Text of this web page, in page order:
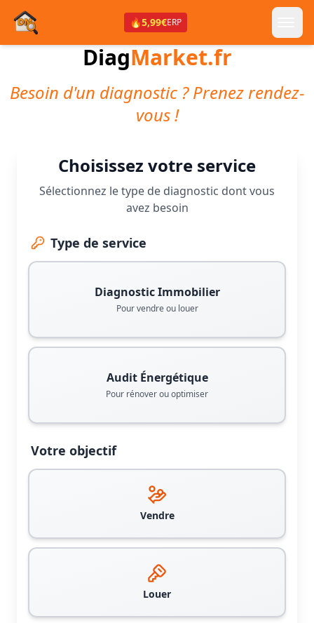
🔥5,99€ERP
DiagMarket.fr
Besoin d'un diagnostic ? Prenez rendez-
vous !
Choisissez votre service
Sélectionnez le type de diagnostic dont vous
avez besoin
Type de service
Diagnostic Immobilier
Pour vendre ou louer
Audit Énergétique
Pour rénover ou optimiser
Votre objectif
Vendre
Louer